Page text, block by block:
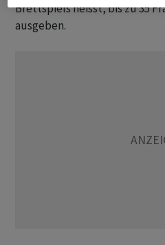
Brettspiels heisst, bis zu 35
ausgeben.